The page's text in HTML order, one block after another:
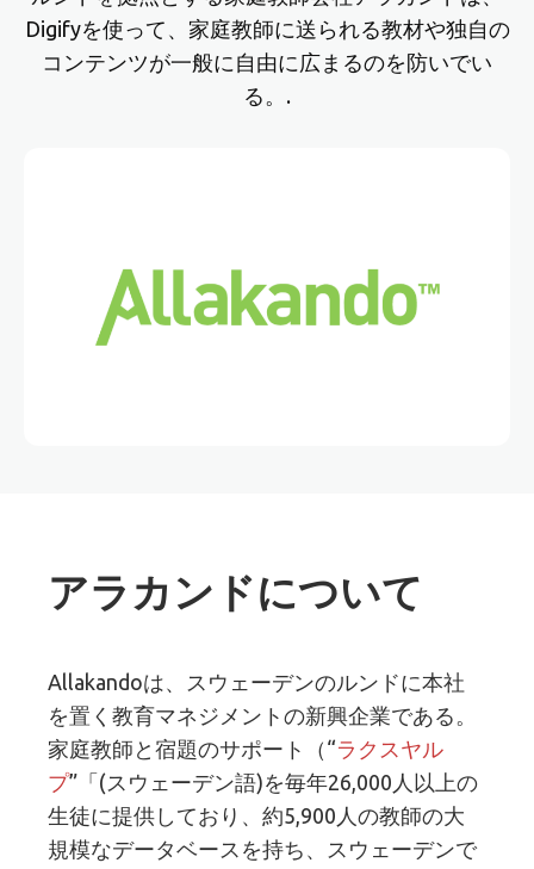
Digifyを使って、家庭教師に送られる教材や独自の
コンテンツが一般に自由に広まるのを防いでい
る。.
アラカンドについて
Allakandoは、スウェーデンのルンドに本社
を置く教育マネジメントの新興企業である。
家庭教師と宿題のサポート（“ラクスヤル
プ”「(スウェーデン語)を毎年26,000人以上の
生徒に提供しており、約5,900人の教師の大
規模なデータベースを持ち、スウェーデンで